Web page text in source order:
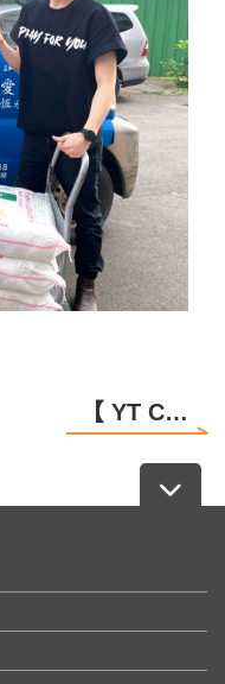
【 YT Care 公益麵包再次啟動 】